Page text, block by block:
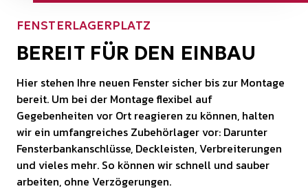
FENSTERLAGERPLATZ
BEREIT FÜR DEN EINBAU
Hier stehen Ihre neuen Fenster sicher bis zur Montage
bereit. Um bei der Montage flexibel auf
Gegebenheiten vor Ort reagieren zu können, halten
wir ein umfangreiches Zubehörlager vor: Darunter
Fensterbankanschlüsse, Deckleisten, Verbreiterungen
und vieles mehr. So können wir schnell und sauber
arbeiten, ohne Verzögerungen.